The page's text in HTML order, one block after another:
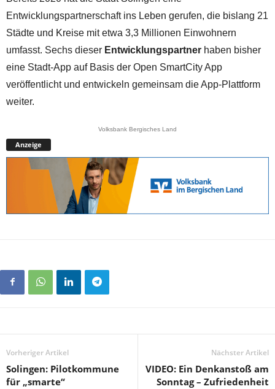
Entwicklungspartnerschaft ins Leben gerufen, die bislang 21
Städte und Kreise mit etwa 3,3 Millionen Einwohnern
umfasst. Sechs dieser Entwicklungspartner haben bisher
eine Stadt-App auf Basis der Open SmartCity App
veröffentlicht und entwickeln gemeinsam die App-Plattform
weiter.
Volksbank Bergisches Land
Anzeige
Vorheriger Artikel
Solingen: Pilotkommune
für „smarte“
Nächster Artikel
VIDEO: Ein Denkanstoß am
Sonntag – Zufriedenheit